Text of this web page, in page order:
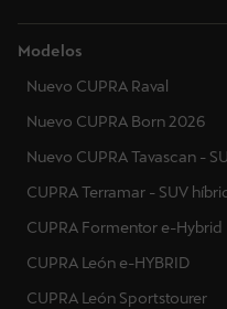
Italia
Letonia
Montenegro
Malta
Modelos
Nuevo CUPRA Raval
Nuevo CUPRA Born 2026
Nuevo CUPRA Tavascan -
CUPRA Terramar - SUV
CUPRA Formentor e-Hybrid
CUPRA León e-HYBRID
CUPRA León Sportstourer